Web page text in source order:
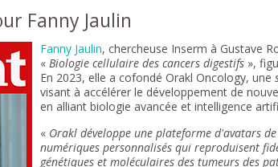
Fanny Jaulin
Fanny Jaulin, chercheuse Inserm à Gustave
« Biologie cellulaire des cancers digestifs »,
En 2023, elle a cofondé Orakl Oncology, une
visant à accélérer le développement de
en alliant biologie avancée et intelligence
« Orakl développe une plateforme d'avatars
numériques personnalisés qui reproduisent
génétiques et moléculaires des tumeurs des